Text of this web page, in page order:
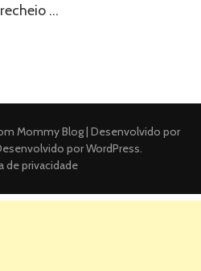
…
Mommy Blog | Desenvolvido por
porWordPress.
de privacidade